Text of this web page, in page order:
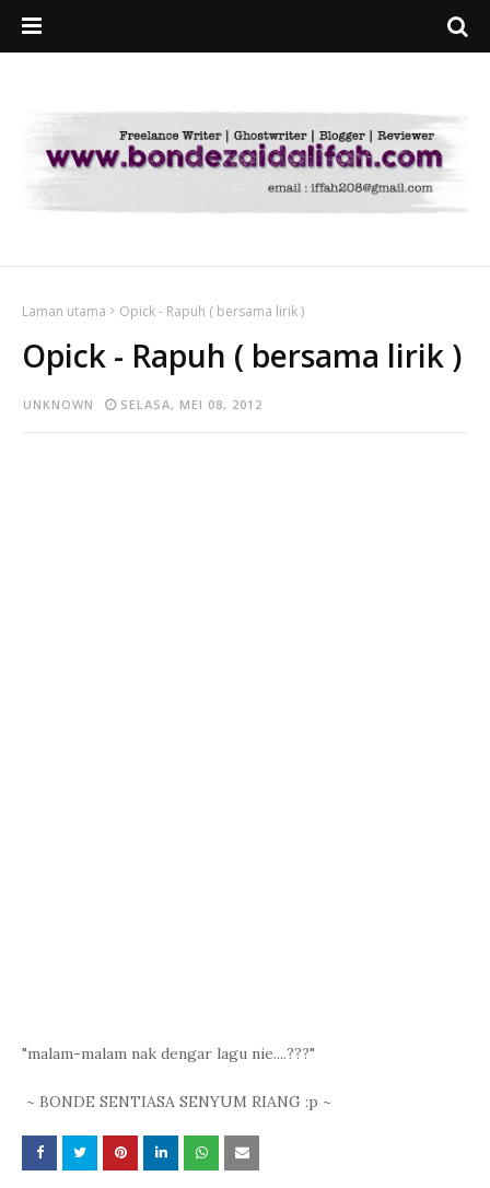
Laman utama Opick - Rapuh ( bersama lirik )
Opick - Rapuh ( bersama lirik )
UNKNOWN SELASA, MEI 08, 2012
"malam-malam nak dengar lagu nie....???"
~ BONDE SENTIASA SENYUM RIANG :p ~